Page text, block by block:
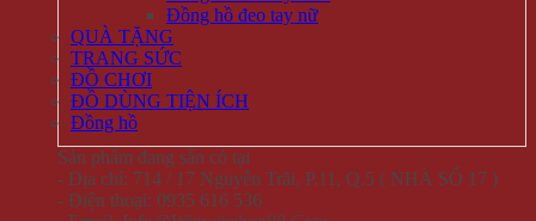
Đồng hồ đeo tay nữ
QUÀ TẶNG
TRANG SỨC
ĐỒ CHƠI
ĐỒ DÙNG TIỆN ÍCH
Đồng hồ
Sản phẩm đang sẵn có tại
- Địa chỉ: 714 / 17 Nguyễn Trãi, P.11, Q.5 ( NHÀ SỐ 17 )
- Điện thoại: 0935 616 536